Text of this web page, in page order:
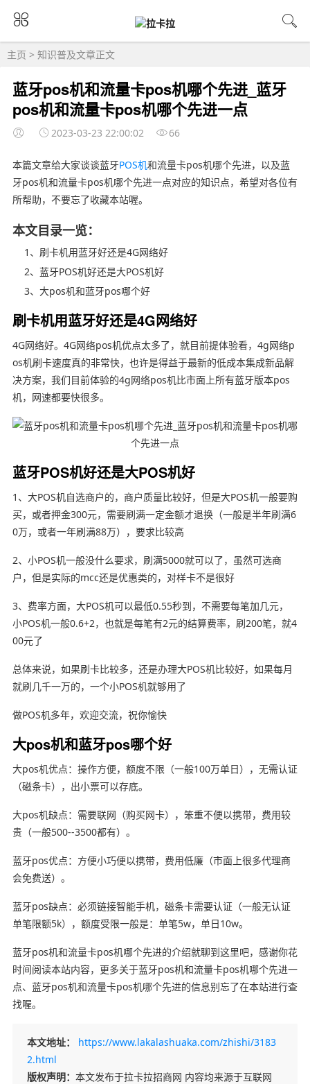
主页 > 知识普及文章正文
蓝牙pos机和流量卡pos机哪个先进_蓝牙
pos机和流量卡pos机哪个先进一点
2023-03-23 22:00:02 66
本篇文章给大家谈谈蓝牙POS机和流量卡pos机哪个先进，以及蓝
牙pos机和流量卡pos机哪个先进一点对应的知识点，希望对各位有
所帮助，不要忘了收藏本站喔。
本文目录一览：
1、刷卡机用蓝牙好还是4G网络好
2、蓝牙POS机好还是大POS机好
3、大pos机和蓝牙pos哪个好
刷卡机用蓝牙好还是4G网络好
4G网络好。4G网络pos机优点太多了，就目前提体验看，4g网络p
os机刷卡速度真的非常快，也许是得益于最新的低成本集成新品解
决方案，我们目前体验的4g网络pos机比市面上所有蓝牙版本pos
机，网速都要快很多。
蓝牙POS机好还是大POS机好
1、大POS机自选商户的，商户质量比较好，但是大POS机一般要购
买，或者押金300元，需要刷满一定金额才退换（一般是半年刷满6
0万，或者一年刷满88万），要求比较高
2、小POS机一般没什么要求，刷满5000就可以了，虽然可选商
户，但是实际的mcc还是优惠类的，对样卡不是很好
3、费率方面，大POS机可以最低0.55秒到，不需要每笔加几元，
小POS机一般0.6+2，也就是每笔有2元的结算费率，刷200笔，就4
00元了
总体来说，如果刷卡比较多，还是办理大POS机比较好，如果每月
就刷几千一万的，一个小POS机就够用了
做POS机多年，欢迎交流，祝你愉快
大pos机和蓝牙pos哪个好
大pos机优点：操作方便，额度不限（一般100万单日），无需认证
（磁条卡），出小票可以存底。
大pos机缺点：需要联网（购买网卡），笨重不便以携带，费用较
贵（一般500--3500都有）。
蓝牙pos优点：方便小巧便以携带，费用低廉（市面上很多代理商
会免费送）。
蓝牙pos缺点：必须链接智能手机，磁条卡需要认证（一般无认证
单笔限额5k），额度受限一般是：单笔5w，单日10w。
蓝牙pos机和流量卡pos机哪个先进的介绍就聊到这里吧，感谢你花
时间阅读本站内容，更多关于蓝牙pos机和流量卡pos机哪个先进一
点、蓝牙pos机和流量卡pos机哪个先进的信息别忘了在本站进行查
找喔。
本文地址：
https://www.lakalashuaka.com/zhishi/3183
2.html
版权声明： 本文发布于拉卡拉招商网 内容均来源于互联网